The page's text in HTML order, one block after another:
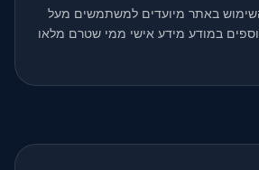
באתר מיועדים למשתמשים מעל
אוספים במודע מידע אישי ממי שטרם מלאו